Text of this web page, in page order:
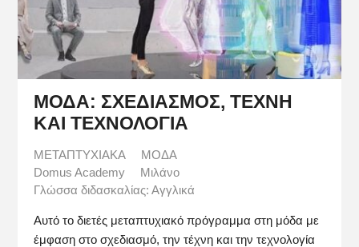
ΜΟΔΑ: ΣΧΕΔΙΑΣΜΟΣ, ΤΕΧΝΗ
ΚΑΙ ΤΕΧΝΟΛΟΓΙΑ
ΜΕΤΑΠΤΥΧΙΑΚΑ
ΜΟΔΑ
Domus Academy
Μιλάνο
Γλώσσα διδασκαλίας: Αγγλικά
Αυτό το διετές μεταπτυχιακό πρόγραμμα στη μόδα με
έμφαση στο σχεδιασμό, την τέχνη και την τεχνολογία